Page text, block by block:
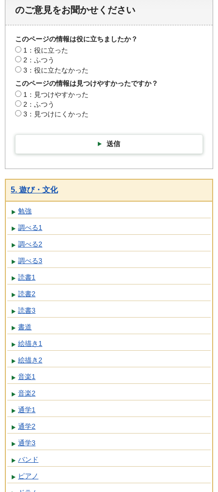
のご意見をお聞かせください
このページの情報は役に立ちましたか？
1：役に立った
2：ふつう
3：役に立たなかった
このページの情報は見つけやすかったですか？
1：見つけやすかった
2：ふつう
3：見つけにくかった
送信
5. 遊び・文化
勉強
調べる1
調べる2
調べる3
読書1
読書2
読書3
書道
絵描き1
絵描き2
音楽1
音楽2
通学1
通学2
通学3
バンド
ピアノ